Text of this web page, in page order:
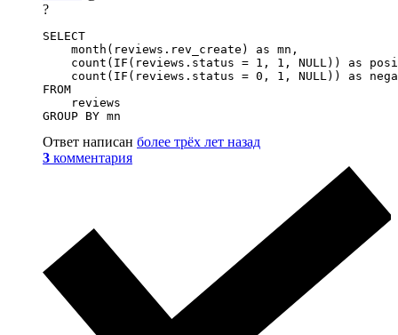
?
SELECT
    month(reviews.rev_create) as mn,
count(IF(reviews.status = 1, 1, NULL)) as
count(IF(reviews.status = 0, 1, NULL)) as
FROM
    reviews
GROUP BY mn
Ответ написан более трёх лет назад
3 комментария